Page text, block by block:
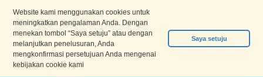
Website kami menggunakan cookies untuk
meningkatkan pengalaman Anda. Dengan
menekan tombol “Saya setuju” atau dengan
melanjutkan penelusuran, Anda
mengkonfirmasi persetujuan Anda mengenai
kebijakan cookie kami
Saya setuju